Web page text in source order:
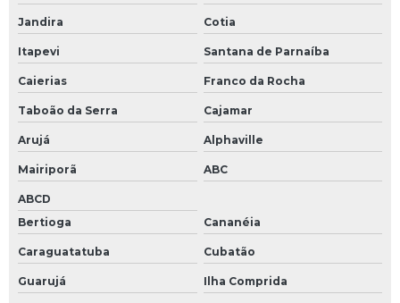
Jandira Cotia
Itapevi Santana de Parnaíba
Caierias Franco da Rocha
Taboão da Serra Cajamar
Arujá Alphaville
Mairiporã ABC
ABCD
Bertioga
Cananéia
Caraguatatuba Cubatão
Guarujá Ilha Comprida